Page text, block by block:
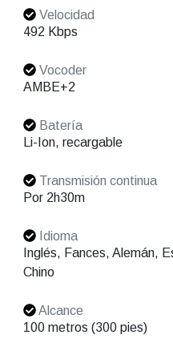
Velocidad
492 Kbps
Vocoder
AMBE+2
Batería
Li-Ion, recargable
Transmisión continua
Por 2h30m
Idioma
Inglés, Fances, Alemán,
Chino
Alcance
100 metros (300 pies)